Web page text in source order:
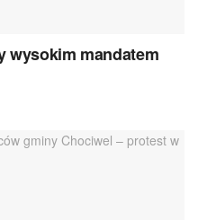
wysokim mandatem